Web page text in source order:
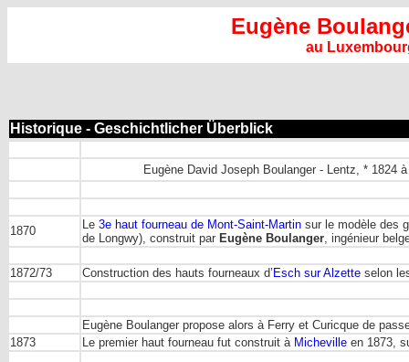
Eugène
au
Historique - Geschichtlicher Überblick
Eugène David Joseph Boulanger - Lentz, * 1824
1870 Le 3e haut fourneau de Mont-Saint-Martin sur le modèle des
de Longwy), construit par Eugène Boulanger, ingénieur
1872/73 Construction des hauts fourneaux d’ Esch sur Alzette selon
Eugène Boulanger propose alors à Ferry et Curicque de
1873
Le premier haut fourneau fut construit à Micheville en 1873,